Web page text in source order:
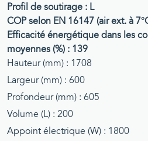
Profil de soutirage : L
COP selon EN 16147 (air ext. à
Efficacité énergétique dans les
moyennes (%) : 139
Hauteur (mm) : 1708
Largeur (mm) : 600
Profondeur (mm) : 605
Volume (L) : 200
Appoint électrique (W) : 1800